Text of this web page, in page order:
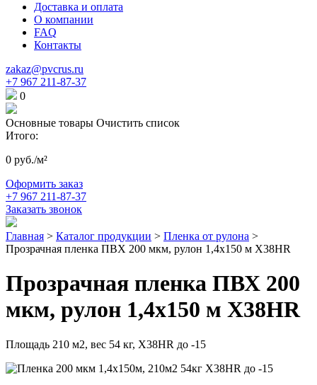
Доставка и оплата
О компании
FAQ
Контакты
zakaz@pvcrus.ru
+7 967 211-87-37
0
Основные товары Очистить список
Итого:
0 руб./м²
Оформить заказ
+7 967 211-87-37
Заказать звонок
Главная > Каталог продукции > Пленка от рулона >
Прозрачная пленка ПВХ 200 мкм, рулон 1,4х150 м Х38HR
Прозрачная пленка ПВХ 200
мкм, рулон 1,4х150 м Х38HR
Площадь 210 м2, вес 54 кг, Х38HR до -15